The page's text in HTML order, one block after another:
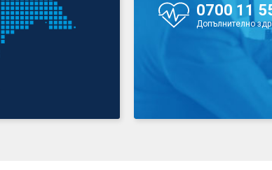
0700 11
Допълнително